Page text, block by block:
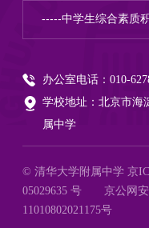
办公室电话：010-
学校地址：北京市海
属中学
© 清华大学附属中学京
05029635 号
京公网
11010802021175号